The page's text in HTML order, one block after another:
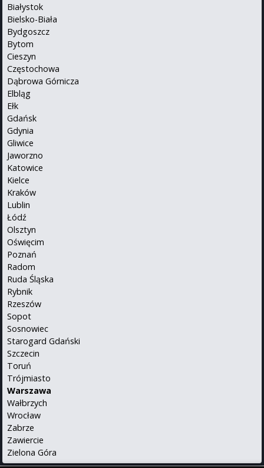
Białystok
Bielsko-Biała
Bydgoszcz
Bytom
Cieszyn
Częstochowa
Dąbrowa Górnicza
Elbląg
Ełk
Gdańsk
Gdynia
Gliwice
Jaworzno
Katowice
Kielce
Kraków
Lublin
Łódź
Olsztyn
Oświęcim
Poznań
Radom
Ruda Śląska
Rybnik
Rzeszów
Sopot
Sosnowiec
Starogard Gdański
Szczecin
Toruń
Trójmiasto
Warszawa
Wałbrzych
Wrocław
Zabrze
Zawiercie
Zielona Góra